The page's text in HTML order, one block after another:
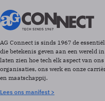
AG Connect is sinds 1967 de
die betekenis geven aan een wereld
laten zien hoe tech elk aspect van
organisaties, ons werk en onze
en maatschappij.
Lees ons manifest >